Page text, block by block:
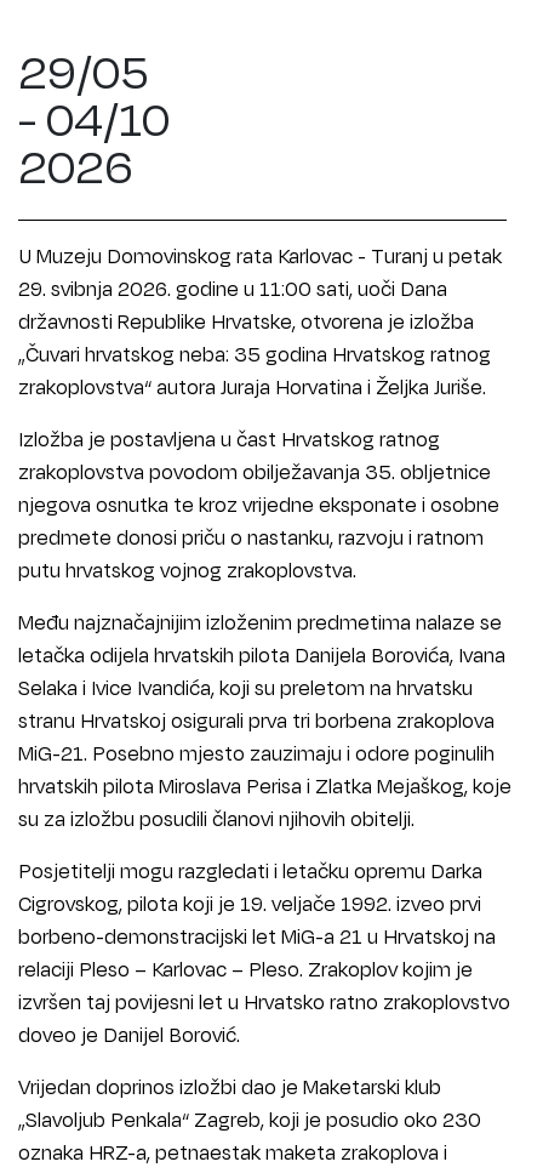
29/05
- 04/10
2026
U Muzeju Domovinskog rata Karlovac - Turanj u petak
29. svibnja 2026. godine u 11:00 sati, uoči Dana
državnosti Republike Hrvatske, otvorena je izložba
„Čuvari hrvatskog neba: 35 godina Hrvatskog ratnog
zrakoplovstva“ autora Juraja Horvatina i Željka Juriše.
Izložba je postavljena u čast Hrvatskog ratnog
zrakoplovstva povodom obilježavanja 35. obljetnice
njegova osnutka te kroz vrijedne eksponate i osobne
predmete donosi priču o nastanku, razvoju i ratnom
putu hrvatskog vojnog zrakoplovstva.
Među najznačajnijim izloženim predmetima nalaze se
letačka odijela hrvatskih pilota Danijela Borovića, Ivana
Selaka i Ivice Ivandića, koji su preletom na hrvatsku
stranu Hrvatskoj osigurali prva tri borbena zrakoplova
MiG-21. Posebno mjesto zauzimaju i odore poginulih
hrvatskih pilota Miroslava Perisa i Zlatka Mejaškog, koje
su za izložbu posudili članovi njihovih obitelji.
Posjetitelji mogu razgledati i letačku opremu Darka
Cigrovskog, pilota koji je 19. veljače 1992. izveo prvi
borbeno-demonstracijski let MiG-a 21 u Hrvatskoj na
relaciji Pleso – Karlovac – Pleso. Zrakoplov kojim je
izvršen taj povijesni let u Hrvatsko ratno zrakoplovstvo
doveo je Danijel Borović.
Vrijedan doprinos izložbi dao je Maketarski klub
„Slavoljub Penkala“ Zagreb, koji je posudio oko 230
oznaka HRZ-a, petnaestak maketa zrakoplova i